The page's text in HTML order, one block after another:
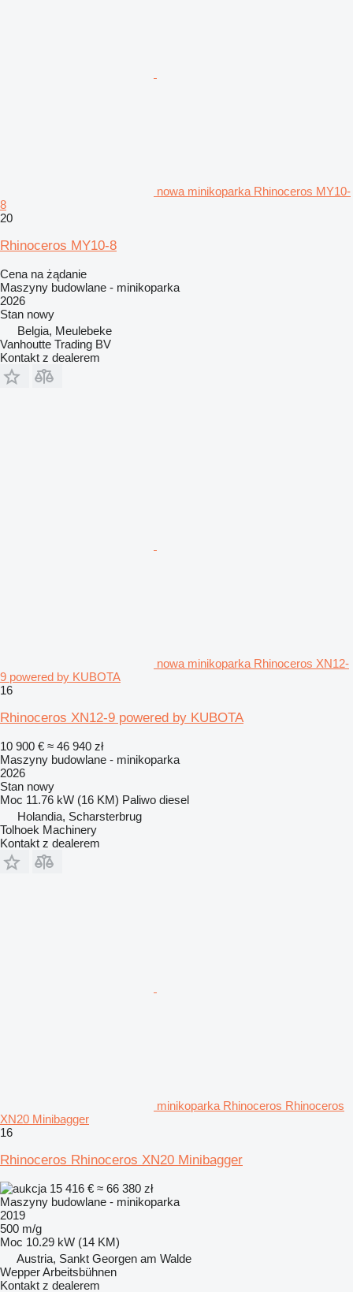
nowa minikoparka Rhinoceros MY10-
8
20
Rhinoceros MY10-8
Cena na żądanie
Maszyny budowlane - minikoparka
2026
Stan nowy
Belgia, Meulebeke
Vanhoutte Trading BV
Kontakt z dealerem
nowa minikoparka Rhinoceros XN12-
9 powered by KUBOTA
16
Rhinoceros XN12-9 powered by KUBOTA
10 900 € ≈ 46 940 zł
Maszyny budowlane - minikoparka
2026
Stan nowy
Moc 11.76 kW (16 KM) Paliwo diesel
Holandia, Scharsterbrug
Tolhoek Machinery
Kontakt z dealerem
minikoparka Rhinoceros Rhinoceros
XN20 Minibagger
16
Rhinoceros Rhinoceros XN20 Minibagger
15 416 € ≈ 66 380 zł
Maszyny budowlane - minikoparka
2019
500 m/g
Moc 10.29 kW (14 KM)
Austria, Sankt Georgen am Walde
Wepper Arbeitsbühnen
Kontakt z dealerem